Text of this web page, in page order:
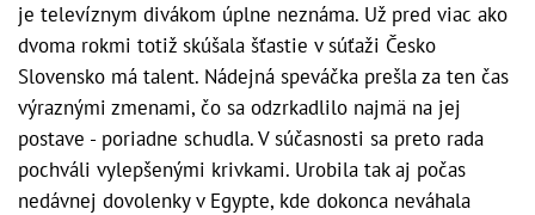
je televíznym divákom úplne neznáma. Už pred viac ako
dvoma rokmi totiž skúšala šťastie v súťaži Česko
Slovensko má talent. Nádejná speváčka prešla za ten čas
výraznými zmenami, čo sa odzrkadlilo najmä na jej
postave - poriadne schudla. V súčasnosti sa preto rada
pochváli vylepšenými krivkami. Urobila tak aj počas
nedávnej dovolenky v Egypte, kde dokonca neváhala